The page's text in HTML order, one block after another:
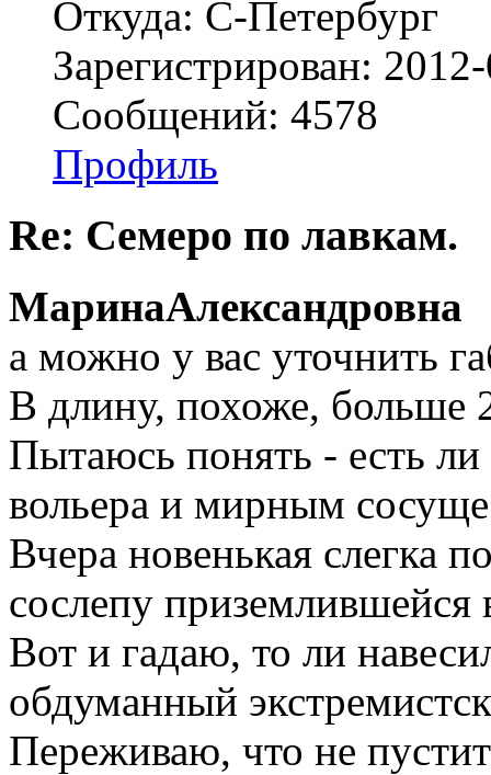
Откуда: С-Петербург
Зарегистрирован:
Сообщений: 4578
Профиль
Re: Семеро по лавкам.
МаринаАлександровна
а можно у вас уточнить
В длину, похоже, больше
Пытаюсь понять - есть
вольера и мирным
Вчера новенькая слегка
сослепу приземлившейся
Вот и гадаю, то ли
обдуманный
Переживаю, что не